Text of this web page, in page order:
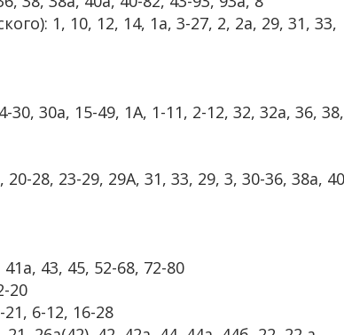
1, 10, 12, 14, 1а, 3-27, 2, 2а, 29, 31, 33,
30а, 15-49, 1A, 1-11, 2-12, 32, 32а, 36, 38,
28, 23-29, 29А, 31, 33, 29, 3, 30-36, 38а,
43, 45, 52-68, 72-80
20
6-12, 16-28